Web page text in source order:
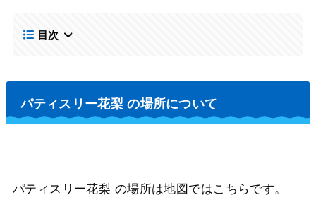
目次
パティスリー花梨 の場所について
パティスリー花梨 の場所は地図ではこちらです。